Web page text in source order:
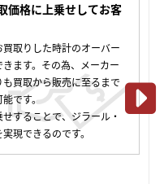
価格に上乗せしてお客
取りした時計のオーバー
ます。その為、メーカー
買取から販売に至るまで
です。
することで、ジラール・
現できるのです。